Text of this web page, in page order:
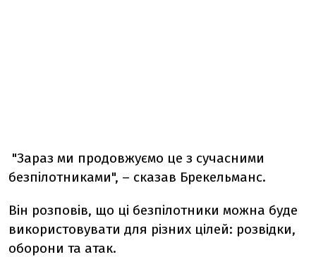
"Зараз ми продовжуємо це з сучасними
безпілотниками", – сказав Брекельманс.
Він розповів, що ці безпілотники можна буде
використовувати для різних цілей: розвідки,
оборони та атак.